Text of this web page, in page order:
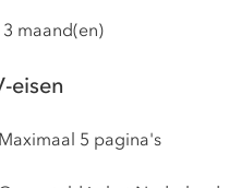
maand(en)
eisen
Maximaal 5 pagina's